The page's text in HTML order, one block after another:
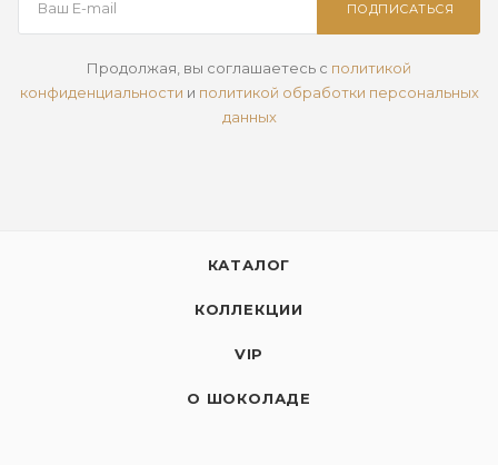
ПОДПИСАТЬСЯ
Продолжая, вы соглашаетесь с политикой
конфиденциальности и политикой обработки персональных
данных
КАТАЛОГ
КОЛЛЕКЦИИ
VIP
О ШОКОЛАДЕ